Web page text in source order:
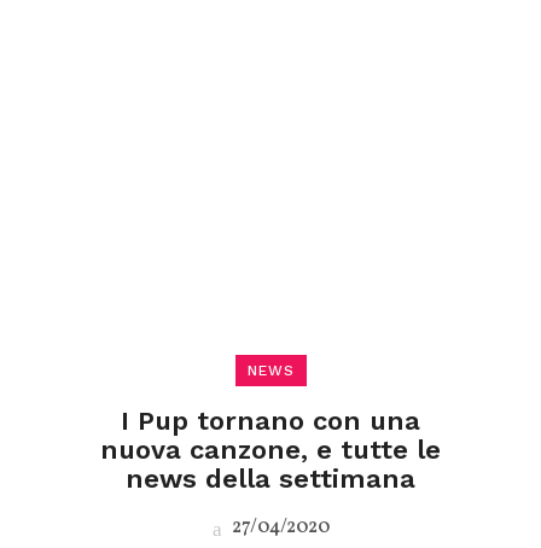
NEWS
I Pup tornano con una
nuova canzone, e tutte le
news della settimana
27/04/2020